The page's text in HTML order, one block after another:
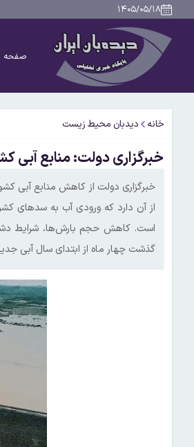
۱۴۰۵/۰۵/۱۸
خانه دیدبان محیط زیست
خبرگزاری دولت: منابع آبی
خبرگزاری دولت از کاهش منابع آبی
است. کاهش حجم بارش‌ها، شرایط
گذشت چهار ماه از ابتدای سال آبی جدید، حجم آب